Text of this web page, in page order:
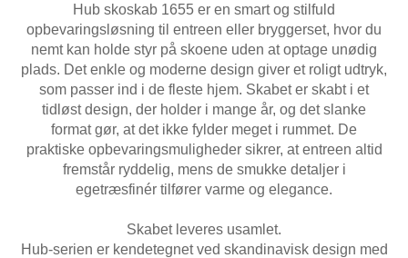
Hub skoskab 1655 er en smart og stilfuld
opbevaringsløsning til entreen eller bryggerset, hvor du
nemt kan holde styr på skoene uden at optage unødig
plads. Det enkle og moderne design giver et roligt udtryk,
som passer ind i de fleste hjem. Skabet er skabt i et
tidløst design, der holder i mange år, og det slanke
format gør, at det ikke fylder meget i rummet. De
praktiske opbevaringsmuligheder sikrer, at entreen altid
fremstår ryddelig, mens de smukke detaljer i
egetræsfinér tilfører varme og elegance.
Skabet leveres usamlet.
Hub-serien er kendetegnet ved skandinavisk design med